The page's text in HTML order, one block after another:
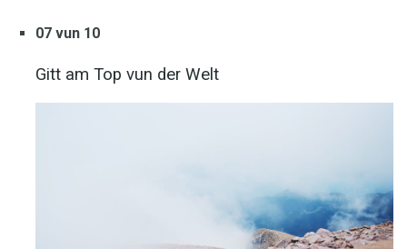
07 vun 10
Gitt am Top vun der Welt